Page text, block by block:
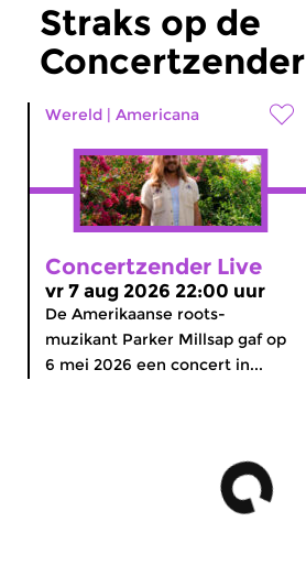
Straks op de
Concertzender
Wereld Americana
Concertzender Live
vr 7 aug 2026 22:00 uur
De Amerikaanse roots-
muzikant Parker Millsap gaf op
6 mei 2026 een concert in...